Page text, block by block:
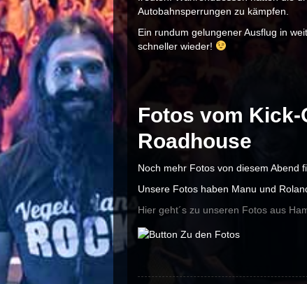
Autobahnsperrungen zu kämpfen.
Ein rundum gelungener Ausflug in
schneller wieder!
Fotos vom
Roadhouse
Noch mehr Fotos von diesem Abend
Unsere Fotos haben Manu und
Hier geht´s zu unseren Fotos aus